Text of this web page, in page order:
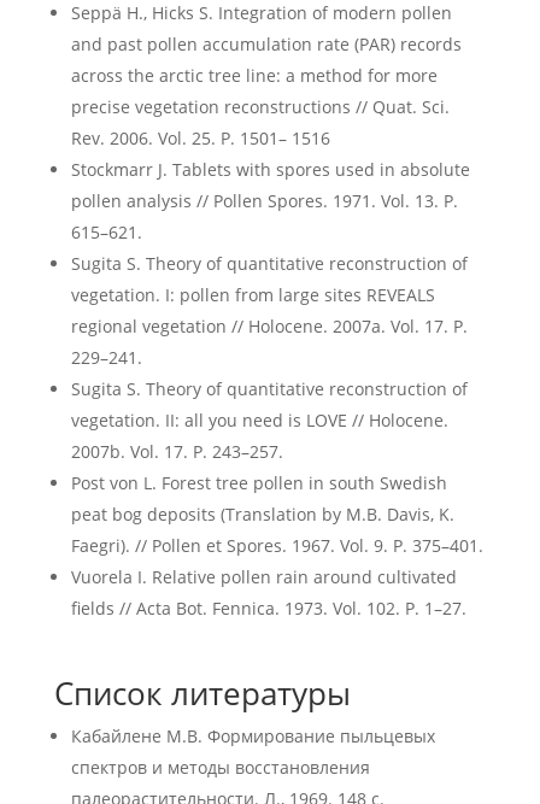
Seppä H., Hicks S. Integration of modern pollen
and past pollen accumulation rate (PAR) records
across the arctic tree line: a method for more
precise vegetation reconstructions // Quat. Sci.
Rev. 2006. Vol. 25. P. 1501– 1516
Stockmarr J. Tablets with spores used in absolute
pollen analysis // Pollen Spores. 1971. Vol. 13. P.
615–621.
Sugita S. Theory of quantitative reconstruction of
vegetation. I: pollen from large sites REVEALS
regional vegetation // Holocene. 2007a. Vol. 17. P.
229–241.
Sugita S. Theory of quantitative reconstruction of
vegetation. II: all you need is LOVE // Holocene.
2007b. Vol. 17. P. 243–257.
Post von L. Forest tree pollen in south Swedish
peat bog deposits (Translation by M.B. Davis, K.
Faegri). // Pollen et Spores. 1967. Vol. 9. P. 375–401.
Vuorela I. Relative pollen rain around cultivated
fields // Acta Bot. Fennica. 1973. Vol. 102. P. 1–27.
Список литературы
Кабайлене М.В. Формирование пыльцевых
спектров и методы восстановления
палеорастительности. Л., 1969. 148 с.